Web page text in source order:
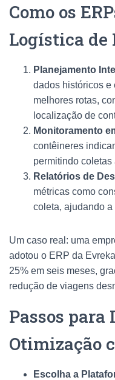
Como os
Logística de
Planejamento
dados históricos e
melhores rotas,
localização de
Monitoramento
contêineres
permitindo
Relatórios de
métricas como
coleta, ajudando
Um caso real: uma
adotou o ERP da
25% em seis meses,
redução de viagens
Passos
Otimização
Escolha a